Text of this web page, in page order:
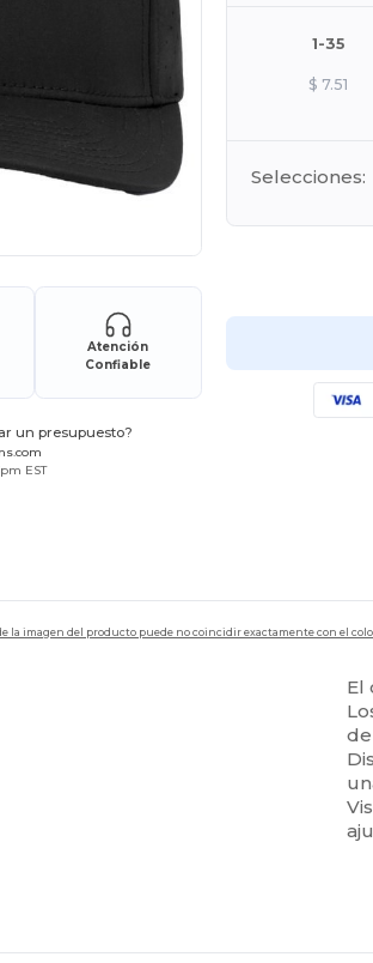
Atención
Confiable
un presupuesto?
EST
1-35
$ 7.51
Selecciones:
la imagen del producto puede no coincidir exactamente con el
El